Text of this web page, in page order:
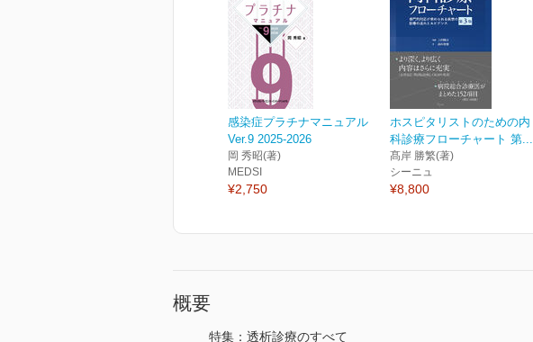
感染症プラチナマニュアル
Ver.9 2025-2026
岡 秀昭(著)
MEDSI
¥2,750
ホスピタリストのための内
科診療フローチャート 第...
髙岸 勝繁(著)
シーニュ
¥8,800
概要
特集：透析診療のすべて